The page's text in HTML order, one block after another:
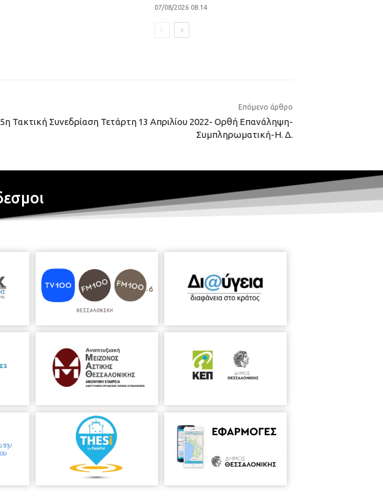
07/08/2026 08:14
Επόμενο άρθρο
5η Τακτική Συνεδρίαση Τετάρτη 13 Απριλίου 2022- Ορθή Επανάληψη-
Συμπληρωματική-Η. Δ.